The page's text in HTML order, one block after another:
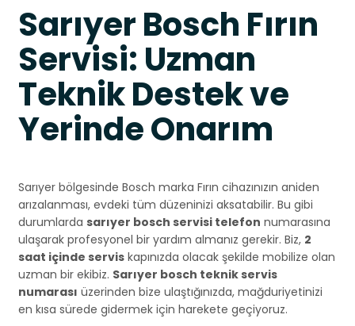
Sarıyer Bosch Fırın
Servisi: Uzman
Teknik Destek ve
Yerinde Onarım
Sarıyer bölgesinde Bosch marka Fırın cihazınızın aniden
arızalanması, evdeki tüm düzeninizi aksatabilir. Bu gibi
durumlarda sarıyer bosch servisi telefon numarasına
ulaşarak profesyonel bir yardım almanız gerekir. Biz, 2
saat içinde servis kapınızda olacak şekilde mobilize olan
uzman bir ekibiz. Sarıyer bosch teknik servis
numarası üzerinden bize ulaştığınızda, mağduriyetinizi
en kısa sürede gidermek için harekete geçiyoruz.